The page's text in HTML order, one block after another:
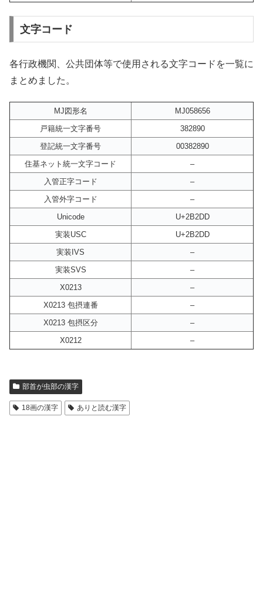
文字コード
各行政機関、公共団体等で使用される文字コードを一覧に
まとめました。
MJ図形名
MJ058656
戸籍統一文字番号
382890
登記統一文字番号
00382890
住基ネット統一文字コード
–
入管正字コード
–
入管外字コード
–
Unicode
U+2B2DD
実装USC
U+2B2DD
実装IVS
–
実装SVS
–
X0213
–
X0213 包摂連番
–
X0213 包摂区分
–
X0212
–
部首が虫部の漢字
18画の漢字 ありと読む漢字